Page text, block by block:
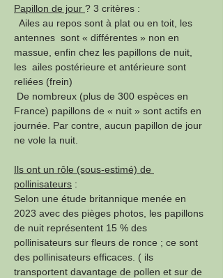
Papillon de jour ? 3 critères :
Ailes au repos sont à plat ou en toit, les
antennes  sont « différentes » non en
massue, enfin chez les papillons de nuit,
les  ailes postérieure et antérieure sont
reliées (frein)
France) papillons de « nuit » sont actifs en
journée. Par contre, aucun papillon de jour
ne vole la nuit.
Ils ont un rôle (sous-estimé) de
pollinisateurs :
Selon une étude britannique menée en
2023 avec des pièges photos, les papillons
de nuit représentent 15 % des
pollinisateurs sur fleurs de ronce ; ce sont
des pollinisateurs efficaces. ( ils
transportent davantage de pollen et sur de